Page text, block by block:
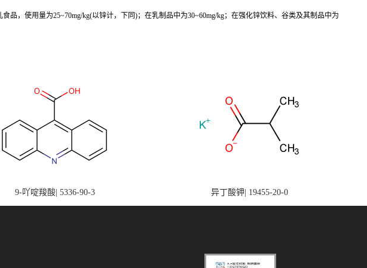
，使用量为25~70mg/kg(以锌计，下同)；在乳制品中为30~60mg/kg；在强化锌饮料、谷类及其制品中为
9-吖啶羧酸| 5336-90-3 异丁酸钾| 19455-20-0